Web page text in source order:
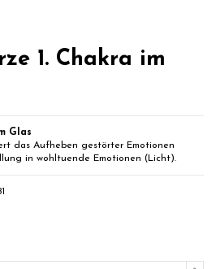
1. Chakra im
Glas
das Aufheben gestörter Emotionen
in wohltuende Emotionen (Licht).